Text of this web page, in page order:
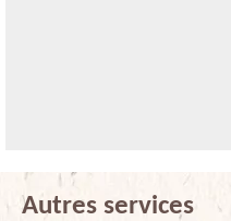
Autres services